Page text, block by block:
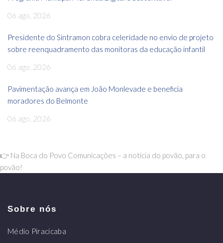
06 ago, 2026
Presidente do Sintramon cobra celeridade no envio de projeto
sobre reenquadramento das monitoras da educação infantil
06 ago, 2026
Pavimentação avança em João Monlevade e beneficia
moradores do Belmonte
06 ago, 2026
👉 Na Boca do Povo Comunicações – a notícia do povão, para o
povão!
Sobre nós
Médio Piracicaba